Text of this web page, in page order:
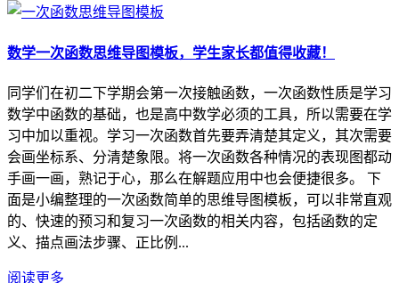
数学一次函数思维导图模板，学生家长都值得收藏！
同学们在初二下学期会第一次接触函数，一次函数性质是学习
数学中函数的基础，也是高中数学必须的工具，所以需要在学
习中加以重视。学习一次函数首先要弄清楚其定义，其次需要
会画坐标系、分清楚象限。将一次函数各种情况的表现图都动
手画一画，熟记于心，那么在解题应用中也会便捷很多。 下
面是小编整理的一次函数简单的思维导图模板，可以非常直观
的、快速的预习和复习一次函数的相关内容，包括函数的定
义、描点画法步骤、正比例...
阅读更多